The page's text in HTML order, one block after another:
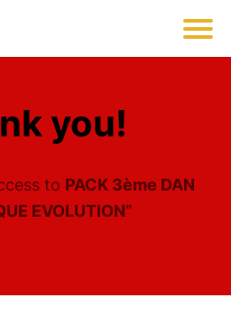
you!
to PACK 3ème DAN
EVOLUTION”